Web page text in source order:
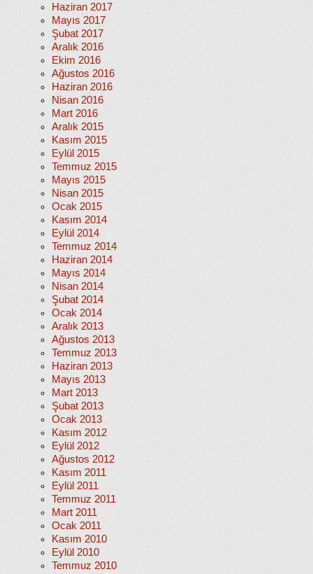
Haziran 2017
Mayıs 2017
Şubat 2017
Aralık 2016
Ekim 2016
Ağustos 2016
Haziran 2016
Nisan 2016
Mart 2016
Aralık 2015
Kasım 2015
Eylül 2015
Temmuz 2015
Mayıs 2015
Nisan 2015
Ocak 2015
Kasım 2014
Eylül 2014
Temmuz 2014
Haziran 2014
Mayıs 2014
Nisan 2014
Şubat 2014
Ocak 2014
Aralık 2013
Ağustos 2013
Temmuz 2013
Haziran 2013
Mayıs 2013
Mart 2013
Şubat 2013
Ocak 2013
Kasım 2012
Eylül 2012
Ağustos 2012
Kasım 2011
Eylül 2011
Temmuz 2011
Mart 2011
Ocak 2011
Kasım 2010
Eylül 2010
Temmuz 2010